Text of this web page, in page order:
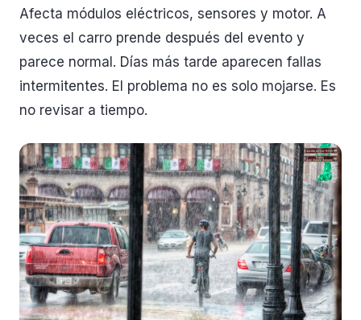
Afecta módulos eléctricos, sensores y motor. A
veces el carro prende después del evento y
parece normal. Días más tarde aparecen fallas
intermitentes. El problema no es solo mojarse. Es
no revisar a tiempo.